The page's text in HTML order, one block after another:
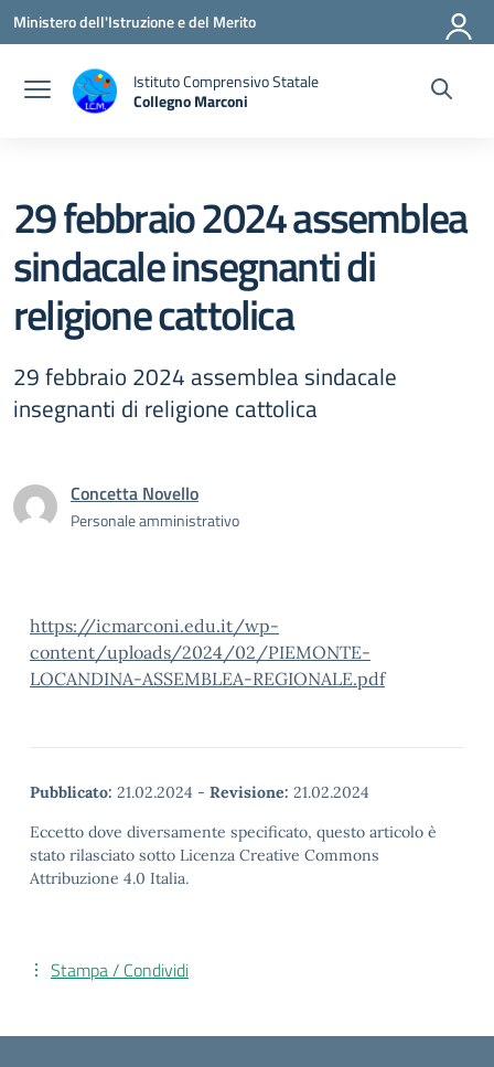
Vai ai contenuti
Vai al menu di navigazione
Vai al footer
Ministero dell'Istruzione e del Merito
Istituto Comprensivo Statale
Collegno Marconi
29 febbraio 2024 assemblea
sindacale insegnanti di
religione cattolica
29 febbraio 2024 assemblea sindacale
insegnanti di religione cattolica
Concetta Novello
Personale amministrativo
https://icmarconi.edu.it/wp-
content/uploads/2024/02/PIEMONTE-
LOCANDINA-ASSEMBLEA-REGIONALE.pdf
Pubblicato: 21.02.2024 - Revisione: 21.02.2024
Eccetto dove diversamente specificato, questo articolo è
stato rilasciato sotto Licenza Creative Commons
Attribuzione 4.0 Italia.
Stampa / Condividi